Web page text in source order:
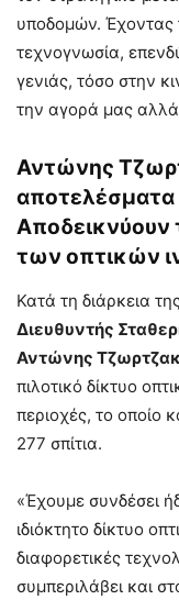
υποδομών. Έχοντας
τεχνογνωσία,
γενιάς, τόσο στην
την αγορά μας
Αντώνης
αποτελέσματα
Αποδεικνύουν
των οπτικών
Κατά τη διάρκεια
Διευθυντής
Αντώνης
πιλοτικό δίκτυο
περιοχές, το οποίο
277 σπίτια.
«Έχουμε συνδέσει
ιδιόκτητο δίκτυο
διαφορετικές
συμπεριλάβει και